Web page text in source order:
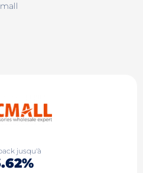
jusqu'à